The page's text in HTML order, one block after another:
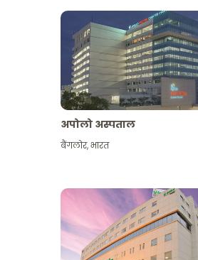
अपोलो अस्पताल
बैंगलोर,भारत